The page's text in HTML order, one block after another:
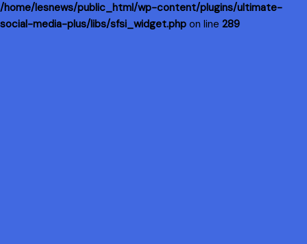
/home/lesnews/public_html/wp-content/plugins/ultimate-
social-media-plus/libs/sfsi_widget.php on line 289